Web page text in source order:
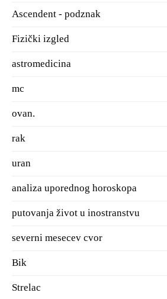
Ascendent - podznak
Fizički izgled
astromedicina
mc
ovan.
rak
uran
analiza uporednog horoskopa
putovanja život u inostranstvu
severni mesecev cvor
Bik
Strelac